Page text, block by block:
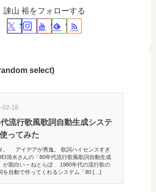
諌山 裕をフォローする
select)
02-18
代流行歌風歌詞自動生成システ
ってみた
。 アイデアが秀逸。 歌詞ハイセンスすぎ
清水さんの「80年代流行歌風歌詞自動生成
が面白い – ねとらぼ 1980年代の流行歌の
を自動で作ってくれるシステム「80 […]